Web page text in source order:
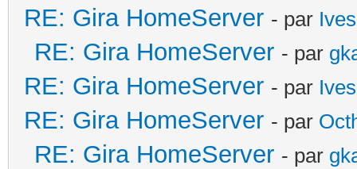
RE: Gira HomeServer - par Ives
RE: Gira HomeServer - par
RE: Gira HomeServer - par Ives
RE: Gira HomeServer - par
RE: Gira HomeServer - par